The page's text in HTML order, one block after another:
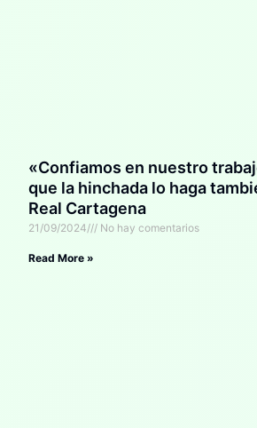
«Confiamos en nuestro
que la hinchada lo haga
Real Cartagena
21/09/2024 No hay comentarios
Read More »